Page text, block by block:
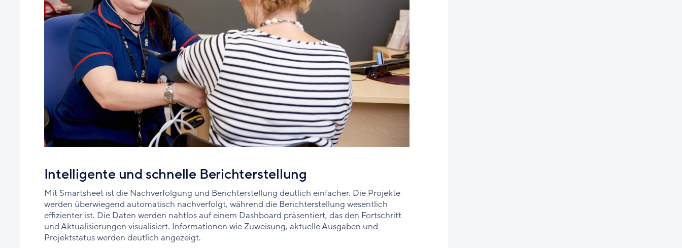
Intelligente und schnelle Berichterstellung
Mit Smartsheet ist die Nachverfolgung und Berichterstellung deutlich einfacher. Die Projekte
werden überwiegend automatisch nachverfolgt, während die Berichterstellung wesentlich
effizienter ist. Die Daten werden nahtlos auf einem Dashboard präsentiert, das den Fortschritt
und Aktualisierungen visualisiert. Informationen wie Zuweisung, aktuelle Ausgaben und
Projektstatus werden deutlich angezeigt.